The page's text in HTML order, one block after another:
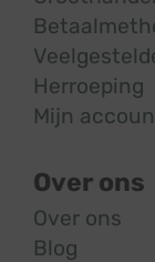
Herroeping
Mijn
Over ons
Over ons
Blog